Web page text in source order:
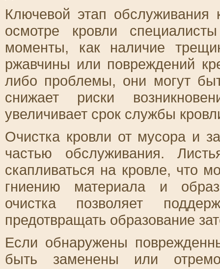
Ключевой этап
осмотре кровли
моменты, как наличие
ржавчины или повреждений
либо проблемы, они могут
снижает риски
увеличивает срок службы
Очистка кровли от мусора и
частью обслуживания.
скапливаться на кровле, что
гниению материала и
очистка позволяет
предотвращать образование
Если обнаружены
быть заменены или